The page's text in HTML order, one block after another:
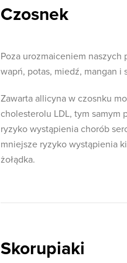
Czosnek
Poza urozmaiceniem naszych
wapń, potas, miedź, mangan i
Zawarta allicyna w czosnku
cholesterolu LDL, tym samym
ryzyko wystąpienia chorób
mniejsze ryzyko wystąpienia
żołądka.
Skorupiaki